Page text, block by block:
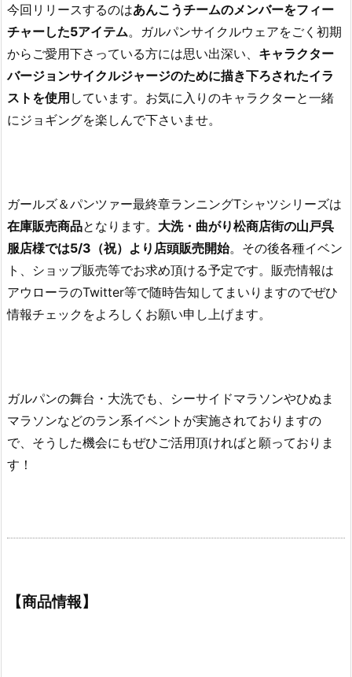
今回リリースするのはあんこうチームのメンバーをフィー
チャーした5アイテム。ガルパンサイクルウェアをごく初期
からご愛用下さっている方には思い出深い、 キャラクター
バージョンサイクルジャージのために描き下ろされたイラ
ストを使用 しています。お気に入りのキャラクターと一緒
にジョギングを楽しんで下さいませ。
ガールズ＆パンツァー最終章ランニングTシャツシリーズは
在庫販売商品となります。 大洗・曲がり松商店街の山戸呉
服店様では5/3（祝）より店頭販売開始。その後各種イベン
ト、ショップ販売等でお求め頂ける予定です。販売情報は
アウローラのTwitter等で随時告知してまいりますのでぜひ
情報チェックをよろしくお願い申し上げます。
ガルパンの舞台・大洗でも、シーサイドマラソンやひぬま
マラソンなどのラン系イベントが実施されておりますの
で、そうした機会にもぜひご活用頂ければと願っておりま
す！
【商品情報】